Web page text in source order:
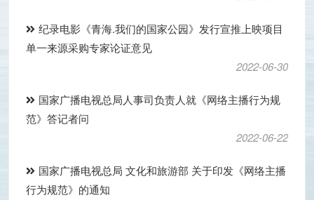
纪录电影《青海.我们的国家公园》发行宣推上映项目
单一来源采购专家论证意见
2022-06-30
国家广播电视总局人事司负责人就《网络主播行为规
范》答记者问
2022-06-22
国家广播电视总局 文化和旅游部 关于印发《网络主播
行为规范》的通知